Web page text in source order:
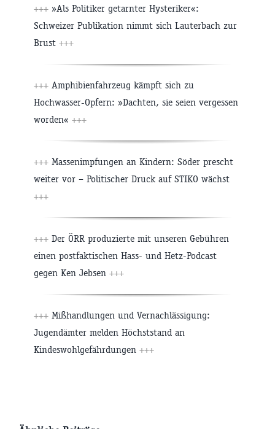
+++ »Als Politiker getarnter Hysteriker«:
Schweizer Publikation nimmt sich Lauterbach zur
Brust +++
+++ Amphibienfahrzeug kämpft sich zu
Hochwasser-Opfern: »Dachten, sie seien vergessen
worden« +++
+++ Massenimpfungen an Kindern: Söder prescht
weiter vor – Politischer Druck auf STIKO wächst
+++
+++ Der ÖRR produzierte mit unseren Gebühren
einen postfaktischen Hass- und Hetz-Podcast
gegen Ken Jebsen +++
+++ Mißhandlungen und Vernachlässigung:
Jugendämter melden Höchststand an
Kindeswohlgefährdungen +++